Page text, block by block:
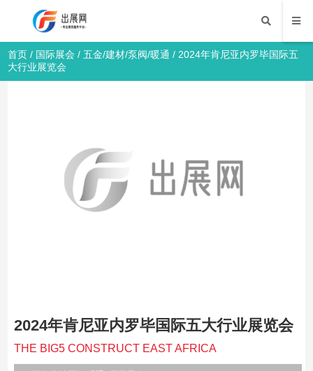
首页 / 国际展会 /五金/建材/泵阀/暖通 / 2024年肯尼亚内罗毕国际五
大行业展览会
2024年肯尼亚内罗毕国际五大行业展览会
THE BIG5 CONSTRUCT EAST AFRICA